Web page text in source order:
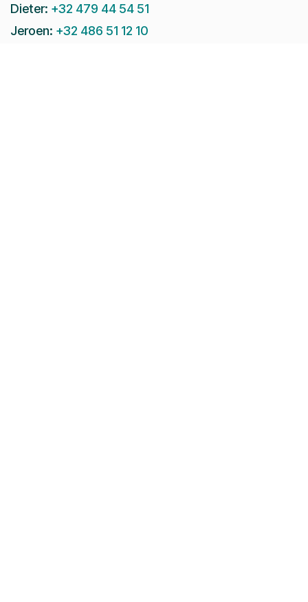
Dieter: +32 479 44 54 51
Jeroen: +32 486 51 12 10